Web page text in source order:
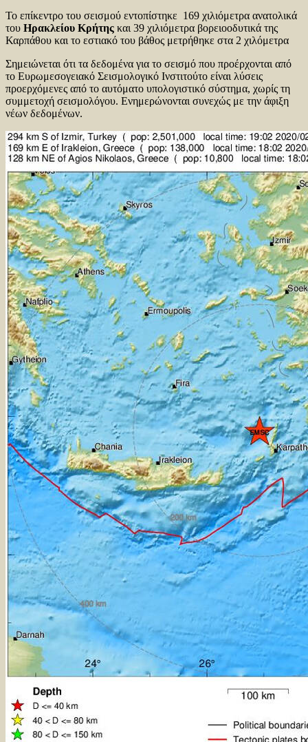
Το επίκεντρο του σεισμού εντοπίστηκε 169 χιλιόμετρα ανατολικά
του Ηρακλείου Κρήτης και 39 χιλιόμετρα βορειοοδυτικά της
Καρπάθου και το εστιακό του βάθος μετρήθηκε στα 2 χιλόμετρα
Σημειώνεται ότι τα δεδομένα για το σεισμό που προέρχονται από
το Ευρωμεσογειακό Σεισμολογικό Ινστιτούτο είναι λύσεις
προερχόμενες από το αυτόματο υπολογιστικό σύστημα, χωρίς τη
συμμετοχή σεισμολόγου. Ενημερώνονται συνεχώς με την άφιξη
νέων δεδομένων.